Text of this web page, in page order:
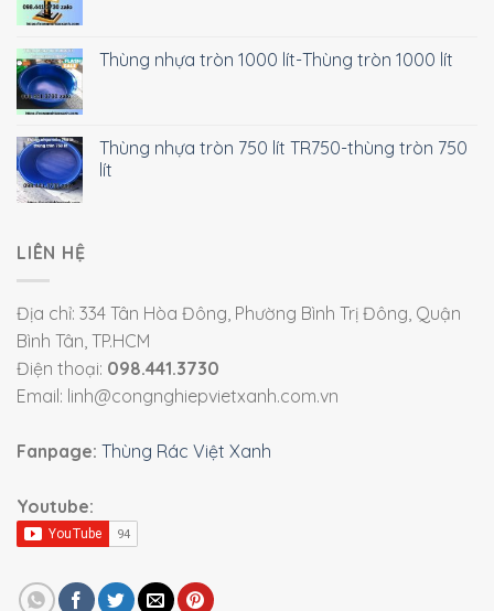
Thùng nhựa tròn 1000 lít-Thùng tròn 1000 lít
Thùng nhựa tròn 750 lít TR750-thùng tròn 750
lít
LIÊN HỆ
Địa chỉ: 334 Tân Hòa Đông, Phường Bình Trị Đông, Quận
Bình Tân, TP.HCM
Điện thoại: 098.441.3730
Email: linh@congnghiepvietxanh.com.vn
Fanpage: Thùng Rác Việt Xanh
Youtube: